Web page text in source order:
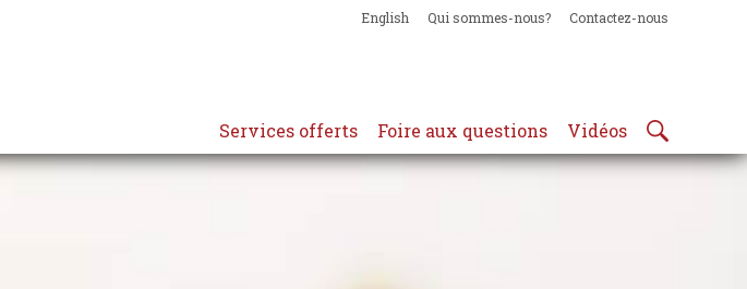
English Qui sommes-nous? Contactez-nous
Services offerts Foire aux questions Vidéos